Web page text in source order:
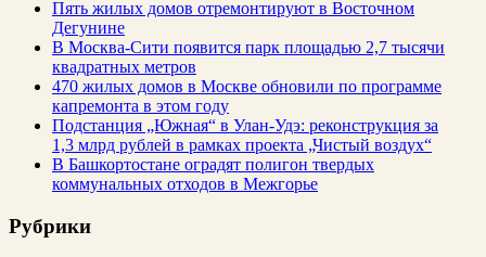
Пять жилых домов отремонтируют в Восточном
Дегунине
В Москва-Сити появится парк площадью 2,7 тысячи
квадратных метров
470 жилых домов в Москве обновили по программе
капремонта в этом году
Подстанция „Южная“ в Улан‑Удэ: реконструкция за
1,3 млрд рублей в рамках проекта „Чистый воздух“
В Башкортостане оградят полигон твердых
коммунальных отходов в Межгорье
Рубрики